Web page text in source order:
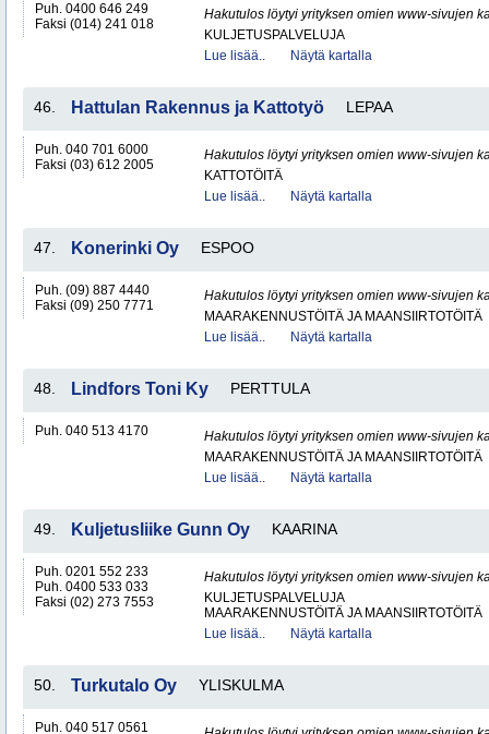
Puh. 0400 646 249
Faksi (014) 241 018
Hakutulos löytyi yrityksen omien www-sivujen
KULJETUSPALVELUJA
Lue lisää..
Näytä kartalla
46. Hattulan Rakennus ja Kattotyö LEPAA
Puh. 040 701 6000
Faksi (03) 612 2005
Hakutulos löytyi yrityksen omien www-sivujen
KATTOTÖITÄ
Lue lisää..
Näytä kartalla
47. Konerinki Oy ESPOO
Puh. (09) 887 4440
Faksi (09) 250 7771
Hakutulos löytyi yrityksen omien www-sivujen
MAARAKENNUSTÖITÄ JA MAANSIIRTOTÖITÄ
Lue lisää..
Näytä kartalla
48. Lindfors Toni Ky PERTTULA
Puh. 040 513 4170
Hakutulos löytyi yrityksen omien www-sivujen
MAARAKENNUSTÖITÄ JA MAANSIIRTOTÖITÄ
Lue lisää..
Näytä kartalla
49. Kuljetusliike Gunn Oy KAARINA
Puh. 0201 552 233
Puh. 0400 533 033
Faksi (02) 273 7553
Hakutulos löytyi yrityksen omien www-sivujen
KULJETUSPALVELUJA
MAARAKENNUSTÖITÄ JA MAANSIIRTOTÖITÄ
Lue lisää..
Näytä kartalla
50. Turkutalo Oy YLISKULMA
Puh. 040 517 0561